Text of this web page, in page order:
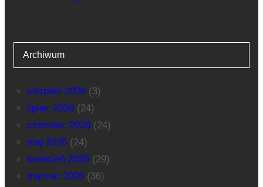
Archiwum
sierpień 2026(3)
lipiec 2026(24)
czerwiec 2026(24)
maj 2026(24)
kwiecień 2026(29)
marzec 2026(36)